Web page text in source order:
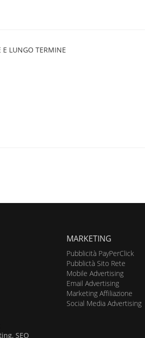
SEO
MARKETING
Pubblicità PayPerClick
Pubblictà Sito Rete
Mobile Advertising
Email Advertising
Marketing Affiliazione
Social Media Advertising